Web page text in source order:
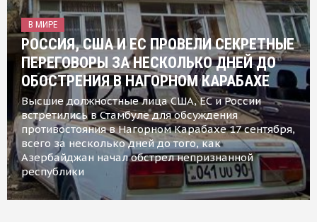
В МИРЕ
РОССИЯ, США И ЕС ПРОВЕЛИ СЕКРЕТНЫЕ
ПЕРЕГОВОРЫ ЗА НЕСКОЛЬКО ДНЕЙ ДО
ОБОСТРЕНИЯ В НАГОРНОМ КАРАБАХЕ
Высшие должностные лица США, ЕС и России
встретились в Стамбуле для обсуждения
противостояния в Нагорном Карабахе 17 сентября,
всего за несколько дней до того, как
Азербайджан начал обстрел непризнанной
республики